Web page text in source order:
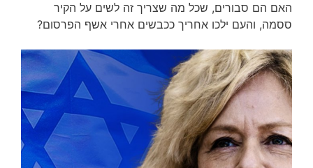
האם הם סבורים, שכל מה שצריך זה לשים על הקיר
ססמה, והעם ילכו אחריך ככבשים אחרי אשף הפרסום?